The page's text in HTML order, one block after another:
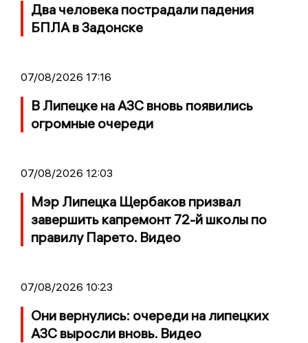
Два человека пострадали падения
БПЛА в Задонске
07/08/2026 17:16
В Липецке на АЗС вновь появились
огромные очереди
07/08/2026 12:03
Мэр Липецка Щербаков призвал
завершить капремонт 72-й школы по
правилу Парето. Видео
07/08/2026 10:23
Они вернулись: очереди на липецких
АЗС выросли вновь. Видео